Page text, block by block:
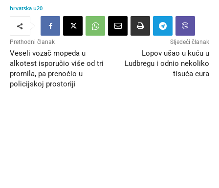
hrvatska u20
Prethodni članak
Veseli vozač mopeda u
alkotest isporučio više od tri
promila, pa prenoćio u
policijskoj prostoriji
Sljedeći članak
Lopov ušao u kuću u
Ludbregu i odnio nekoliko
tisuća eura